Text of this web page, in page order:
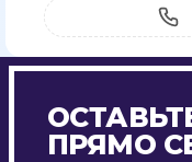
ПРЯМО